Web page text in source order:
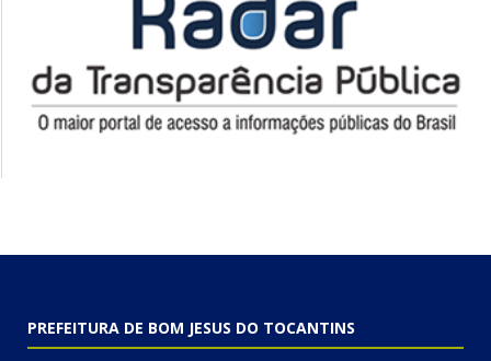
PREFEITURA DE BOM JESUS DO TOCANTINS